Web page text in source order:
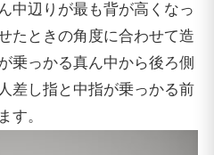
中辺りが最も背が高くなっ
たときの角度に合わせて造
乗っかる真ん中から後ろ側
差し指と中指が乗っかる前
す。